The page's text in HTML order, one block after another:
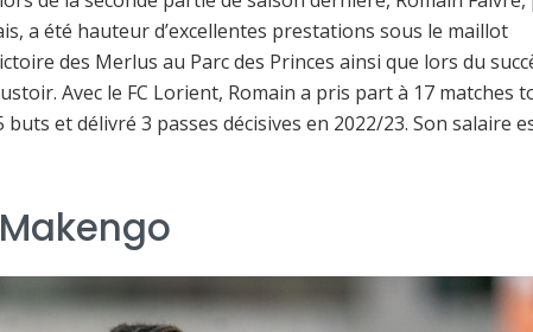
a été hauteur d’excellentes prestations sous le maillot
des Merlus au Parc des Princes ainsi que lors du
Avec le FC Lorient, Romain a pris part à 17 matches
et délivré 3 passes décisives en 2022/23. Son salaire